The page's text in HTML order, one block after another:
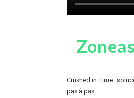
Crushed in Time :
pas à pas